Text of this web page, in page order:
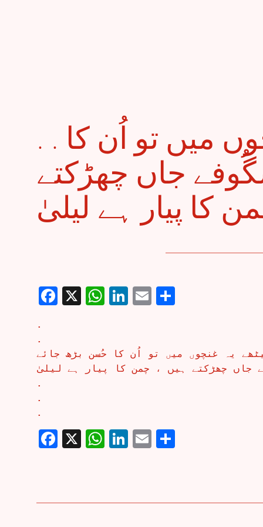
. . جو مل بیٹھے یہ غنچوں میں تو اُن کا
جاں چھڑکتے
Facebook
X WhatsApp
LinkedIn
EmailShare
.
.
یہ غنچوں میں تو اُن کا حُسن بڑھ جائے
جاں چھڑکتے ہیں ، چمن کا پیار ہے لیلیٰ
.
.
.
Facebook
X WhatsApp
LinkedIn
EmailShare